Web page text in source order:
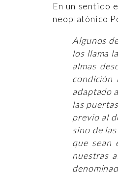
En un sentido
neoplatónico
Algunos
los llama
almas
condición
adaptado
las
previo al
sino de
que sean
nuestras